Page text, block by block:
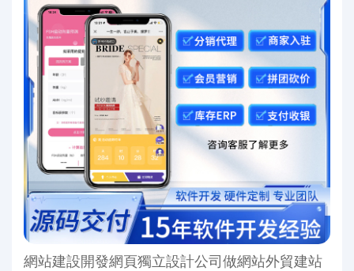
網站建設開發網頁獨立設計公司做網站外貿建站